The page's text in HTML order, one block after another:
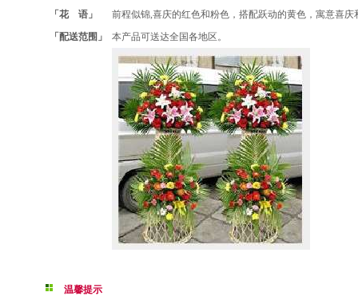
「花 语」
前程似锦,喜庆的红色和粉色，搭配跃动的黄色，寓意喜
「配送范围」
本产品可送达全国各地区。
温馨提示